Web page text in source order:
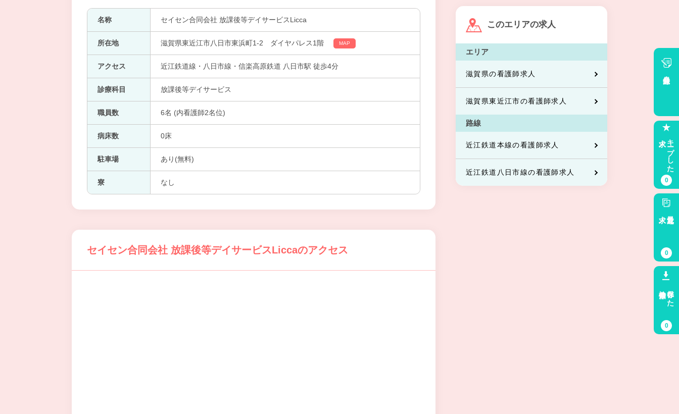
名称 セイセン合同会社 放課後等デイサービスLicca
所在地 滋賀県東近江市八日市東浜町1-2 ダイヤパレス1階 MAP
アクセス 近江鉄道線・八日市線・信楽高原鉄道 八日市駅 徒歩4分
診療科目 放課後等デイサービス
職員数 6名 (内看護師2名位)
病床数 0床
駐車場 あり(無料)
寮 なし
セイセン合同会社 放課後等デイサービスLiccaのアクセス
このエリアの求人
エリア
滋賀県の看護師求人
滋賀県東近江市の看護師求人
路線
近江鉄道本線の看護師求人
近江鉄道八日市線の看護師求人
キープした
0
最近見た
0
保存した
0